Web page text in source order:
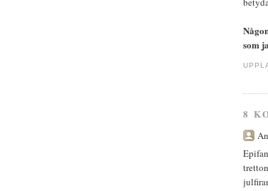
som
8